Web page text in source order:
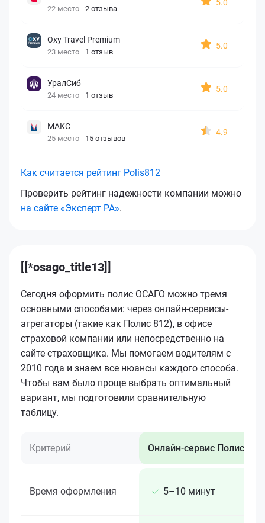
22 место 2 отзыва
5.0
Oxy Travel Premium
23 место 1 отзыв
5.0
УралСиб
24 место 1 отзыв
5.0
МАКС
25 место 15 отзывов
4.9
Как считается рейтинг Polis812
Проверить рейтинг надежности компании можно
на сайте «Эксперт РА».
[[*osago_title13]]
Сегодня оформить полис ОСАГО можно тремя
основными способами: через онлайн-сервисы-
агрегаторы (такие как Полис 812), в офисе
страховой компании или непосредственно на
сайте страховщика. Мы помогаем водителям с
2010 года и знаем все нюансы каждого способа.
Чтобы вам было проще выбрать оптимальный
вариант, мы подготовили сравнительную
таблицу.
Критерий Онлайн-сервис Полис 812
Время оформления 5–10 минут